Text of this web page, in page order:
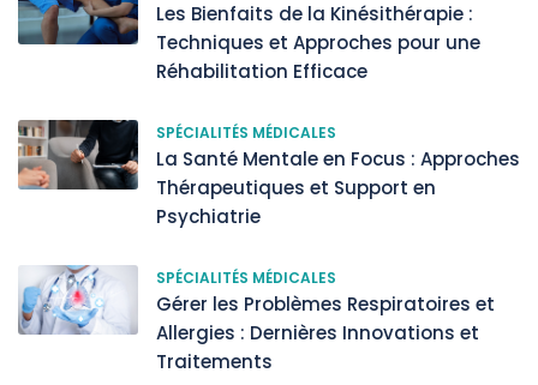
Les Bienfaits de la Kinésithérapie :
Techniques et Approches pour une
Réhabilitation Efficace
SPÉCIALITÉS MÉDICALES
La Santé Mentale en Focus : Approches
Thérapeutiques et Support en
Psychiatrie
SPÉCIALITÉS MÉDICALES
Gérer les Problèmes Respiratoires et
Allergies : Dernières Innovations et
Traitements